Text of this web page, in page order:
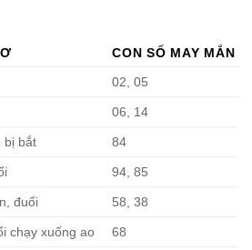
CON SỐ MAY MẮN
02, 05
06, 14
bị bắt 84
94, 85
đuổi 58, 38
chạy xuống ao 68